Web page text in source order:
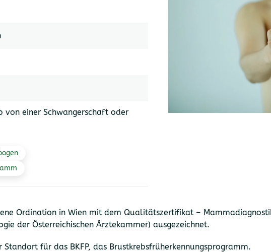
von einer Schwangerschaft oder
Ordination in Wien mit dem Qualitätszertifikat –
der Österreichischen Ärztekammer) ausgezeichnet.
für das BKFP, das Brustkrebsfrüherkennungsprogramm.